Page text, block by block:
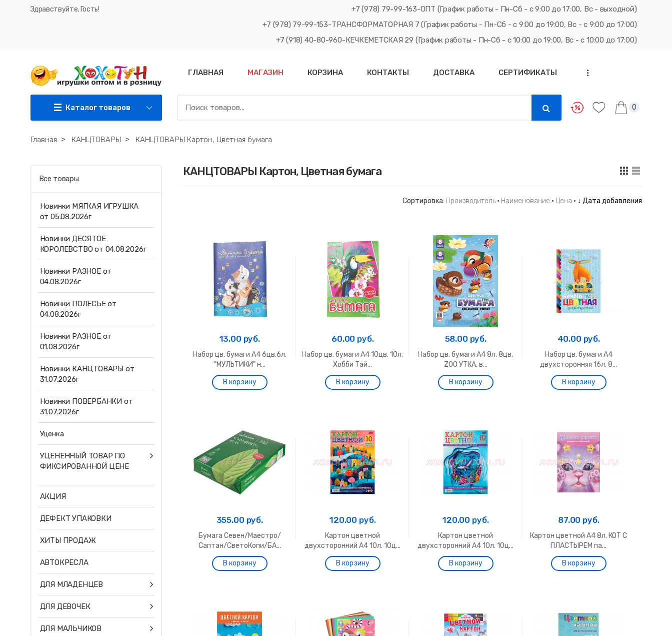
Здравствуйте, Гость!
+7 (978) 79-99-163-ОПТ (График работы - Пн-Сб - с 9:00 до 17:00, Вс - выходной)
+7 (978) 79-99-153-ТРАНСФОРМАТОРНАЯ 7 (График работы - Пн-Сб - с 9:00 до 19:00, Вс - с 9:00 до 17:00)
+7 (918) 40-80-960-КЕЧКЕМЕТСКАЯ 29 (График работы - Пн-Сб - с 10:00 до 19:00, Вс - с 10:00 до 17:00)
Каталог товаров
ГЛАВНАЯ МАГАЗИН КОРЗИНА КОНТАКТЫ ДОСТАВКА СЕРТИФИКАТЫ ...
0
Главная ˃ КАНЦТОВАРЫ ˃ КАНЦТОВАРЫ Картон, Цветная бумага
КАНЦТОВАРЫ Картон, Цветная бумага
Сортировка: Производитель· Наименование · Цена · ↓ Дата добавления
13.00 руб.
Набор цв. бумаги A4 6цв.6л.
"МУЛЬТИКИ" н...
60.00 руб.
Набор цв. бумаги A4 10цв. 10л.
Хобби Тай...
58.00 руб.
Набор цв. бумаги А4 8л. 8цв.
ZOO УТКА, в...
40.00 руб.
Набор цв. бумаги А4
двухсторонняя 16л. 8...
355.00 руб.
Бумага Севен/Маестро/
Саптан/СветоКопи/БА...
120.00 руб.
Картон цветной
двухсторонний А4 10л. 10ц...
120.00 руб.
Картон цветной
двухсторонний А4 10л. 10ц...
87.00 руб.
Картон цветной А4 8л. КОТ С
ПЛАСТЫРЕМ па...
Все товары
Новинки МЯГКАЯ ИГРУШКА
от 05.08.2026г
Новинки ДЕСЯТОЕ
КОРОЛЕВСТВО от 04.08.2026г
Новинки РАЗНОЕ от
04.08.2026г
Новинки ПОЛЕСЬЕ от
04.08.2026г
Новинки РАЗНОЕ от
01.08.2026г
Новинки КАНЦТОВАРЫ от
31.07.2026г
Новинки ПОВЕРБАНКИ от
31.07.2026г
Уценка
УЦЕНЕННЫЙ ТОВАР ПО
ФИКСИРОВАННОЙ ЦЕНЕ
АКЦИЯ
ДЕФЕКТ УПАКОВКИ
ХИТЫ ПРОДАЖ
АВТОКРЕСЛА
ДЛЯ МЛАДЕНЦЕВ
ДЛЯ ДЕВОЧЕК
ДЛЯ МАЛЬЧИКОВ